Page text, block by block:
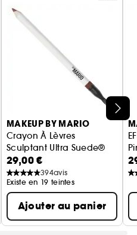
MAKEUP BY MARIO
Crayon À Lèvres
Sculptant Ultra Suede®
Crayon À Lèvres
29,00 €
394avis
Existe en 19 teintes
Ajouter au panier